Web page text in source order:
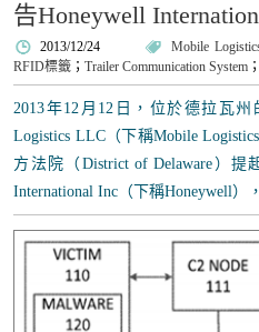
告Honeywell
2013/12/24 Mobile
RFID標籤 ；Trailer Communication System
2013年12月12日，位於德拉瓦
Logistics LLC（下稱Mobile
方法院（District of Delaware）提
International Inc（下稱Honeywell）